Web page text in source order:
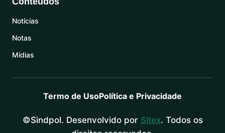
Notícias
Notas
Mídias
Termo de UsoPolítica e Privacidade
©Sindpol. Desenvolvido por Sitex. Todos os